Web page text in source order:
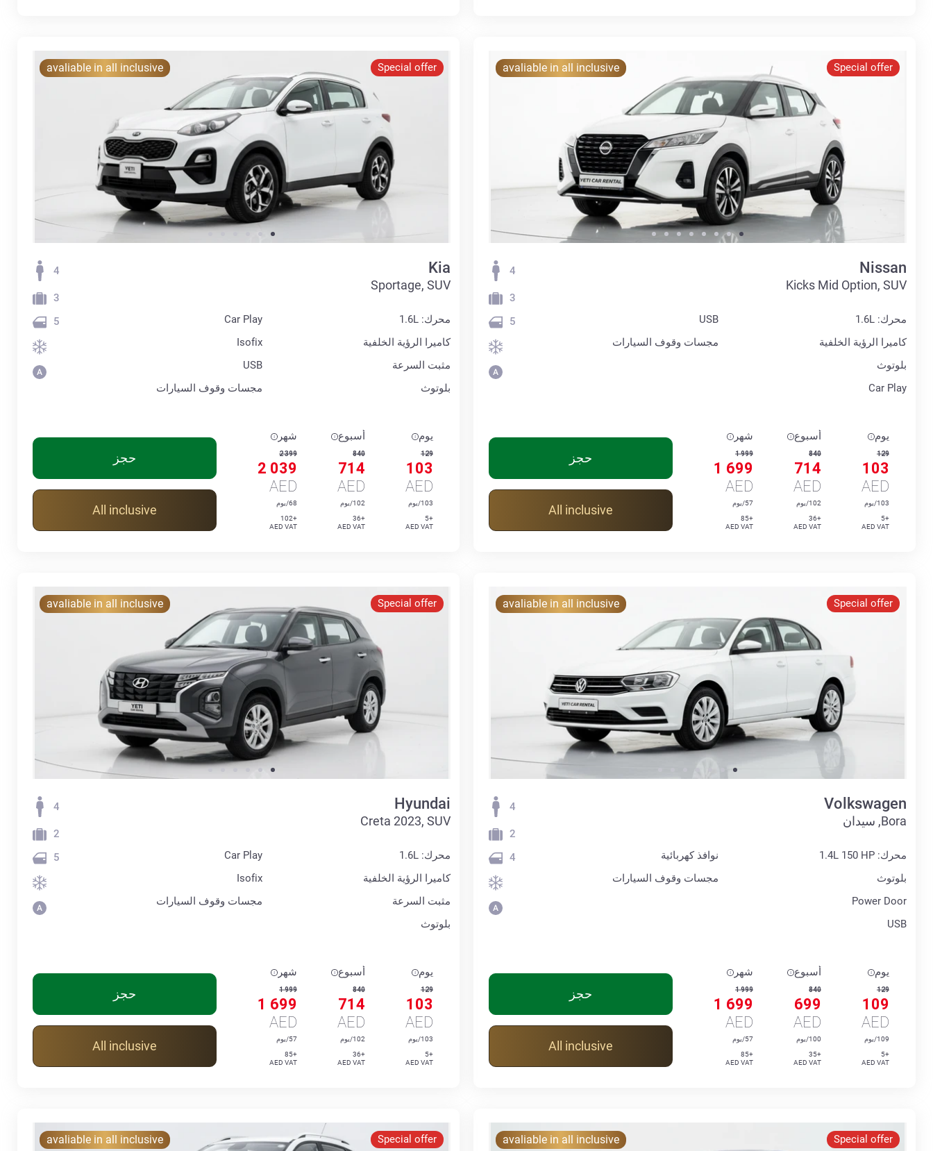
Special offer
avaliable in all inclusive
Nissan
Kicks Mid Option, SUV
محرك: 1.6L
كاميرا الرؤية الخلفية
بلوتوث
Car Play
USB
مجسات وقوف السيارات
4
3
5
يوم
129
103
AED
103/يوم
+5
AED VAT
أسبوع
840
714
AED
102/يوم
+36
AED VAT
شهر
1 999
1 699
AED
57/يوم
+85
AED VAT
حجز
All inclusive
Special offer
avaliable in all inclusive
Kia
Sportage, SUV
محرك: 1.6L
كاميرا الرؤية الخلفية
مثبت السرعة
بلوتوث
Car Play
Isofix
USB
مجسات وقوف السيارات
4
3
5
يوم
129
103
AED
103/يوم
+5
AED VAT
أسبوع
840
714
AED
102/يوم
+36
AED VAT
شهر
2 399
2 039
AED
68/يوم
+102
AED VAT
حجز
All inclusive
Special offer
avaliable in all inclusive
Volkswagen
Bora, سيدان
محرك: 1.4L 150 HP
بلوتوث
Power Door
USB
نوافذ كهربائية
مجسات وقوف السيارات
4
2
4
يوم
129
109
AED
109/يوم
+5
AED VAT
أسبوع
840
699
AED
100/يوم
+35
AED VAT
شهر
1 999
1 699
AED
57/يوم
+85
AED VAT
حجز
All inclusive
Special offer
avaliable in all inclusive
Hyundai
Creta 2023, SUV
محرك: 1.6L
كاميرا الرؤية الخلفية
مثبت السرعة
بلوتوث
Car Play
Isofix
مجسات وقوف السيارات
4
2
5
يوم
129
103
AED
103/يوم
+5
AED VAT
أسبوع
840
714
AED
102/يوم
+36
AED VAT
شهر
1 999
1 699
AED
57/يوم
+85
AED VAT
حجز
All inclusive
Special offer
avaliable in all inclusive
Special offer
avaliable in all inclusive